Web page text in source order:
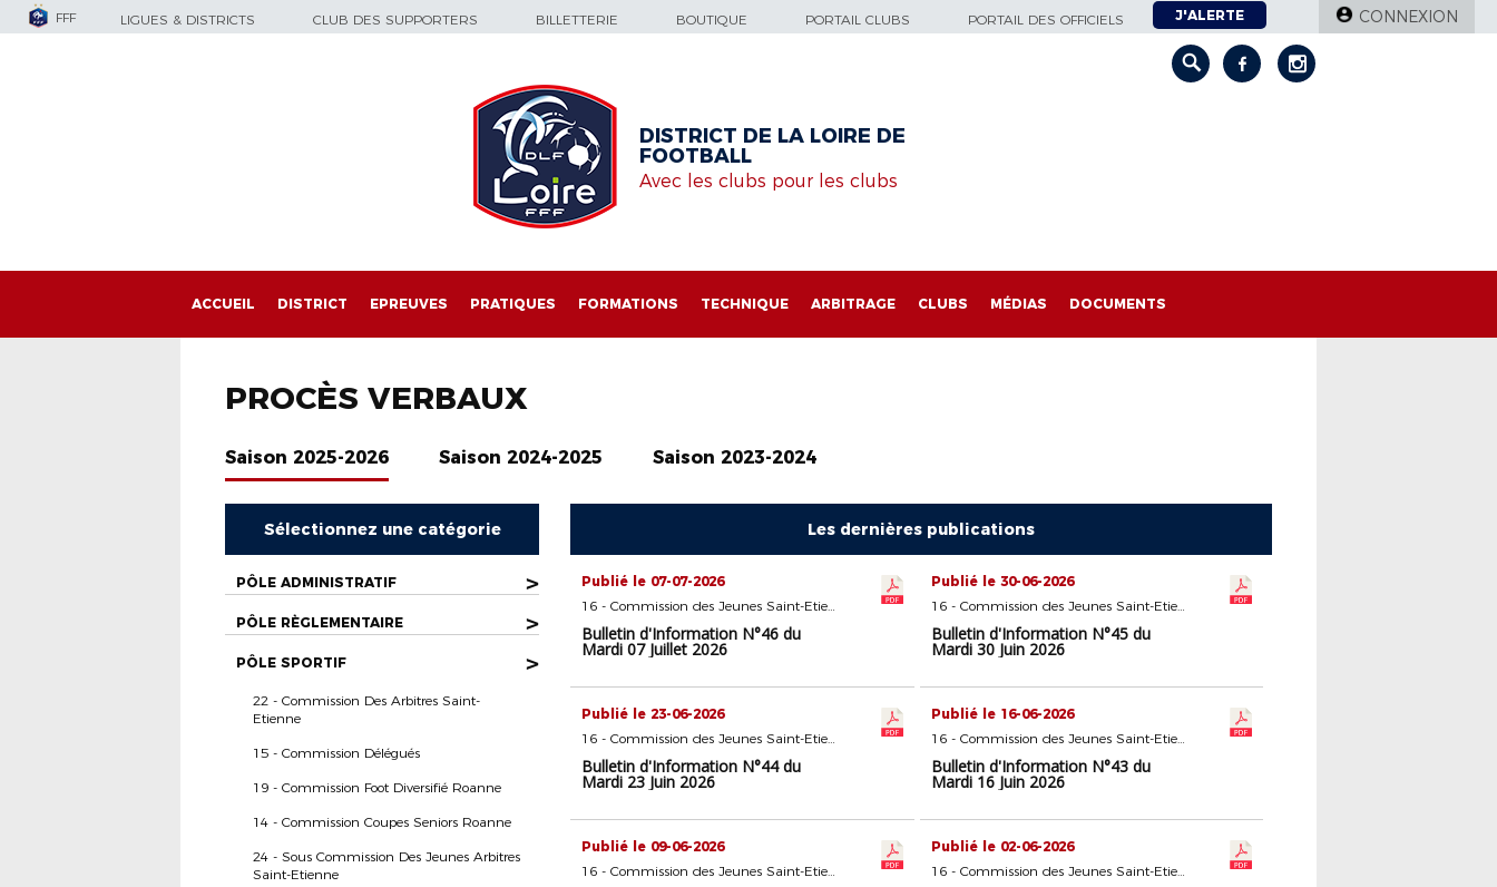
FFF LIGUES & DISTRICTS CLUB DES SUPPORTERS BILLETTERIE BOUTIQUE PORTAIL CLUBS PORTAIL DES OFFICIELS J'ALERTE CONNEXION
DISTRICT DE LA LOIRE DE
FOOTBALL
Avec les clubs pour les clubs
ACCUEIL DISTRICT EPREUVES PRATIQUES FORMATIONS TECHNIQUE ARBITRAGE CLUBS MÉDIAS DOCUMENTS
PROCÈS VERBAUX
Saison 2025-2026 Saison 2024-2025 Saison 2023-2024
Sélectionnez une catégorie
PÔLE ADMINISTRATIF >
PÔLE RÈGLEMENTAIRE >
PÔLE SPORTIF >
22 - Commission Des Arbitres Saint-
Etienne
15 - Commission Délégués
19 - Commission Foot Diversifié Roanne
14 - Commission Coupes Seniors Roanne
24 - Sous Commission Des Jeunes Arbitres
Saint-Etienne
Les dernières publications
Publié le 07-07-2026
16 - Commission des Jeunes Saint-Etienne
Bulletin d'Information N°46 du
Mardi 07 Juillet 2026
Publié le 30-06-2026
16 - Commission des Jeunes Saint-Etienne
Bulletin d'Information N°45 du
Mardi 30 Juin 2026
Publié le 23-06-2026
16 - Commission des Jeunes Saint-Etienne
Bulletin d'Information N°44 du
Mardi 23 Juin 2026
Publié le 16-06-2026
16 - Commission des Jeunes Saint-Etienne
Bulletin d'Information N°43 du
Mardi 16 Juin 2026
Publié le 09-06-2026
16 - Commission des Jeunes Saint-Etienne
Publié le 02-06-2026
16 - Commission des Jeunes Saint-Etienne